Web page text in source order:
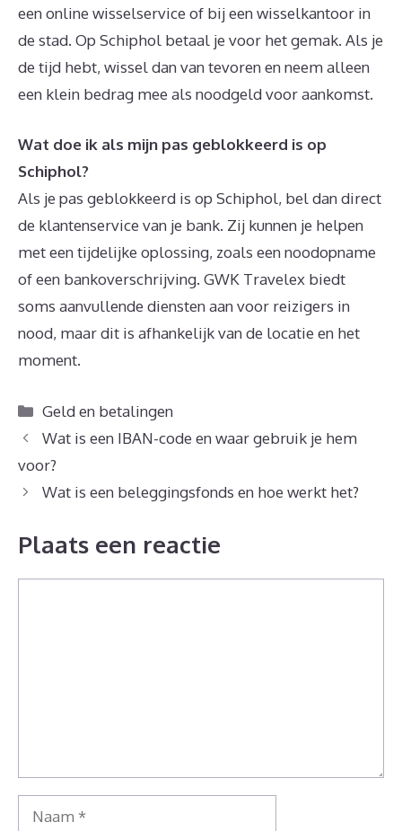
een online wisselservice of bij een wisselkantoor in
de stad. Op Schiphol betaal je voor het gemak. Als je
de tijd hebt, wissel dan van tevoren en neem alleen
een klein bedrag mee als noodgeld voor aankomst.
Wat doe ik als mijn pas geblokkeerd is op
Schiphol?
Als je pas geblokkeerd is op Schiphol, bel dan direct
de klantenservice van je bank. Zij kunnen je helpen
met een tijdelijke oplossing, zoals een noodopname
of een bankoverschrijving. GWK Travelex biedt
soms aanvullende diensten aan voor reizigers in
nood, maar dit is afhankelijk van de locatie en het
moment.
Categorieën
Geld en betalingen
Wat is een IBAN-code en waar gebruik je hem
voor?
Wat is een beleggingsfonds en hoe werkt het?
Plaats een reactie
Naam